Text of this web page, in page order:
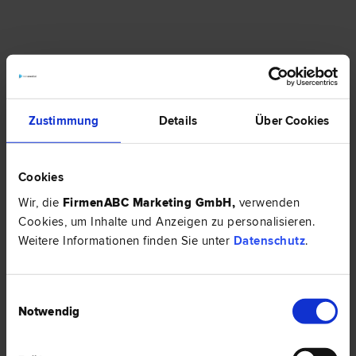
Zustimmung Details Über Cookies
Cookies
Wir, die FirmenABC Marketing GmbH, verwenden
Cookies, um Inhalte und Anzeigen zu personalisieren.
Weitere Informationen finden Sie unter Datenschutz.
Notwendig
Rechtsanwalt für Mietrecht gesucht?